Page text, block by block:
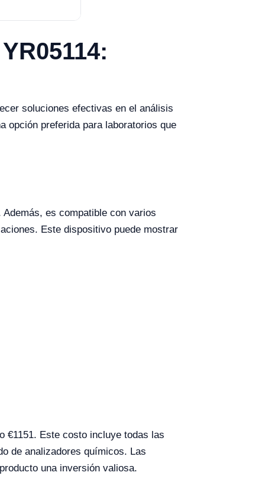
soluciones efectivas en el análisis
opción preferida para laboratorios que
es compatible con varios
Este dispositivo puede mostrar
€1151. Este costo incluye todas las
de analizadores químicos. Las
una inversión valiosa.